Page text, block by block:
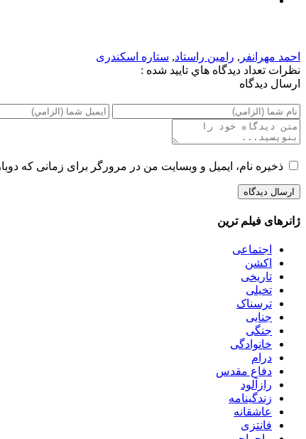
احمد مهرانفر , رامین راستاد, ستاره اسکندری
نظرات تعداد ديدگاه هاي تاييد شده :
ارسال ديدگاه
ذخیره نام، ایمیل و وبسایت من در مرورگر برای زمانی که
ژانرهای فیلم ترین
اجتماعی
اکشن
تاریخی
تخیلی
ترسناک
جنایی
جنگی
خانوادگی
درام
دفاع مقدس
رازآلود
زندگینامه
عاشقانه
فانتزی